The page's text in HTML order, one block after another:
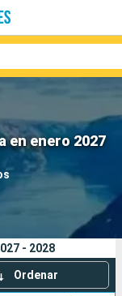
en enero 2027
- 2028
Ordenar